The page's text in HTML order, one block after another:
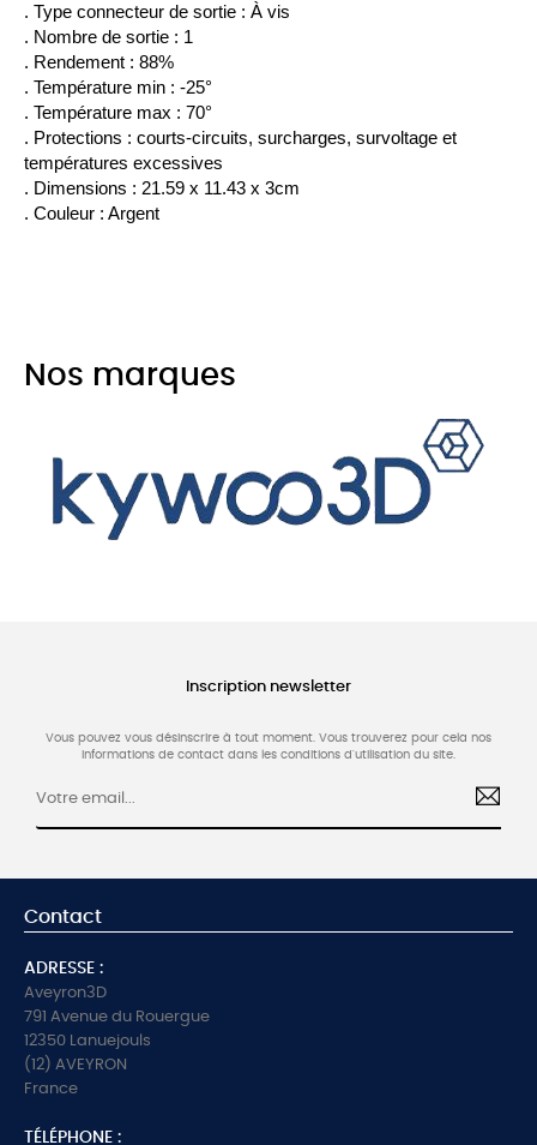
. Type connecteur de sortie : À vis
. Nombre de sortie : 1
. Rendement : 88%
. Température min : -25°
. Température max : 70°
. Protections : courts-circuits, surcharges, survoltage et
températures excessives
. Dimensions : 21.59 x 11.43 x 3cm
. Couleur : Argent
Nos marques
Inscription newsletter
Vous pouvez vous désinscrire à tout moment. Vous trouverez pour cela nos
informations de contact dans les conditions d'utilisation du site.
Contact
ADRESSE :
Aveyron3D
791 Avenue du Rouergue
12350 Lanuejouls
(12) AVEYRON
France
TÉLÉPHONE :